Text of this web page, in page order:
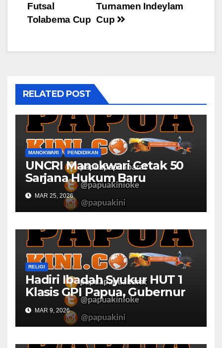
Turnamen Indeylam
Cup
Futsal
Tolabema Cup
RELATED POST
MANOKWARI PENDIDIKAN
UNCRI Manokwari Cetak 50
Sarjana Hukum Baru
MAR 25, 2026
RELIGI
Hadiri Ibadah Syukur HUT 1
Klasis GPI Papua, Gubernur
Papua Barat Ingatkan Peran
Gereja
MAR 9, 2026